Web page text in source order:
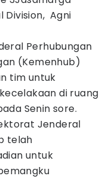
Division, Agni
Perhubungan
(Kemenhub)
tim untuk
di ruang
Senin sore.
Jenderal
telah
untuk